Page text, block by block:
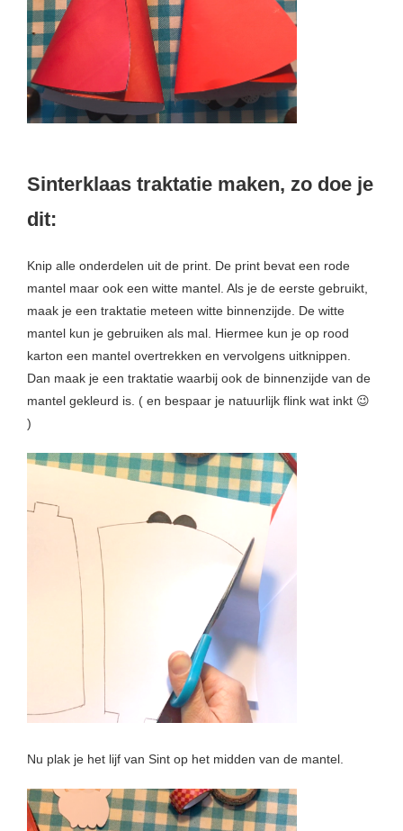
Sinterklaas traktatie maken, zo doe je
dit:
Knip alle onderdelen uit de print. De print bevat een rode
mantel maar ook een witte mantel. Als je de eerste gebruikt,
maak je een traktatie meteen witte binnenzijde. De witte
mantel kun je gebruiken als mal. Hiermee kun je op rood
karton een mantel overtrekken en vervolgens uitknippen.
Dan maak je een traktatie waarbij ook de binnenzijde van de
mantel gekleurd is. ( en bespaar je natuurlijk flink wat inkt 😉
)
Nu plak je het lijf van Sint op het midden van de mantel.